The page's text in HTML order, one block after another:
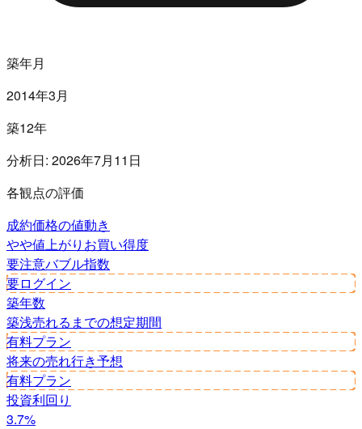
築年月
2014年3月
築12年
分析日: 2026年7月11日
各観点の評価
成約価格の値動き
やや値上がり お買い得度
要注意バブル指数
要ログイン
築年数
築浅売れるまでの想定期間
有料プラン
将来の売れ行き予想
有料プラン
投資利回り
3.7%